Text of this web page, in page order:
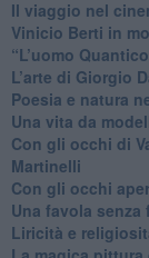
​Il viaggio nel
Vinicio Berti in
“L’uomo
​L’arte di Giorgio
Poesia e natura
Una vita da
​Con gli occhi di
Martinelli
​Con gli occhi
Una favola
Liricità e